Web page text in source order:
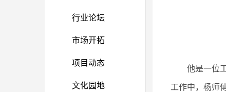
行业论坛
市场开拓
项目动态
文化园地
他是一位
工作中，杨师